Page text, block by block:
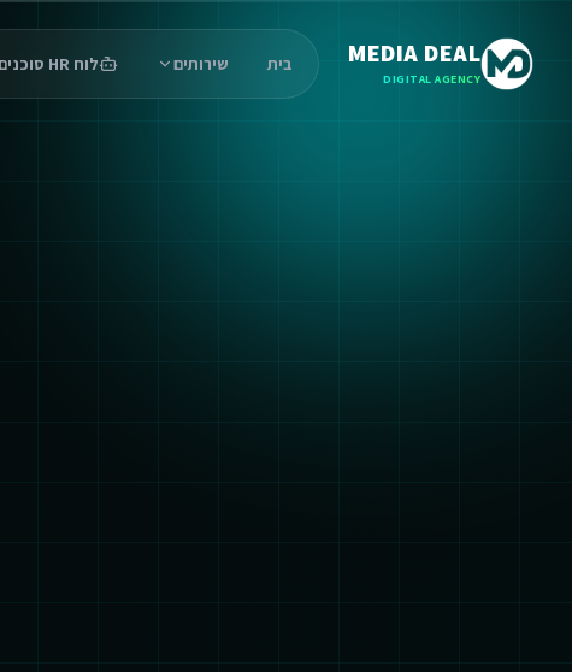
MEDIA DEAL
DIGITAL AGENCY
בית שירותים לוח HR סוכנים